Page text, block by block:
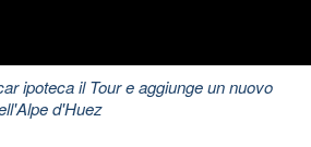
ipoteca il Tour e aggiunge un nuovo
d'Huez